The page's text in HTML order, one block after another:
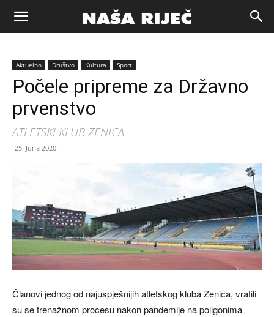
Naša
riječ
Zenica
Aktuelno Društvo Kultura Sport
Počele pripreme za Državno
prvenstvo
ATLETSKI KLUB ZENICA
25. Juna 2020.
Članovi jednog od najuspješnijih atletskog kluba Zenica, vratili
su se trenažnom procesu nakon pandemije na poligonima